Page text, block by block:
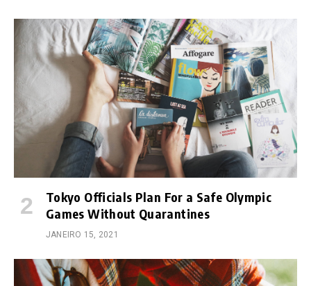
Tokyo Officials Plan For a Safe Olympic
Games Without Quarantines
JANEIRO 15, 2021